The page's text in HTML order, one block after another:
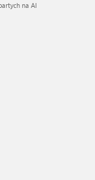
na AI